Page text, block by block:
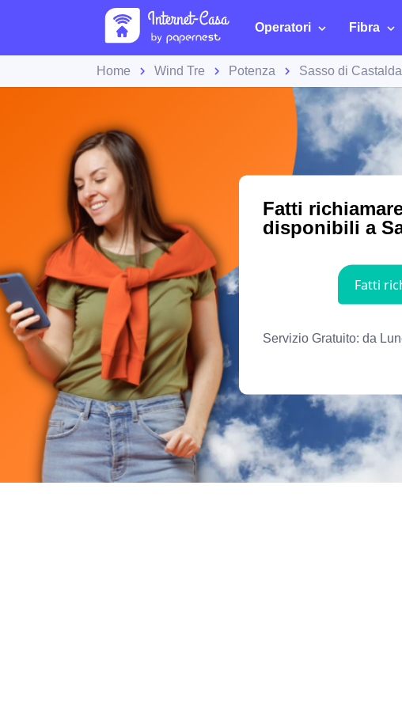
Operatori Fibra
Home Wind Tre Potenza Sasso di Castalda